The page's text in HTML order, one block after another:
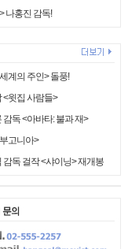
나홍진 감독!
계의 주인> 돌풍!
<윗집 사람들>
독 <아바타: 불과 재>
고니아>
감독 걸작 <샤이닝> 재개봉!